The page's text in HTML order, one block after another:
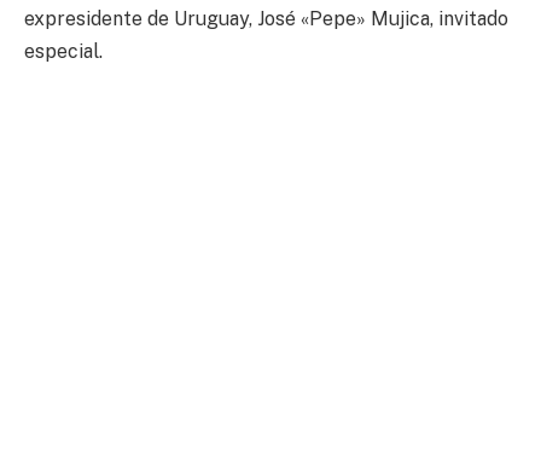
expresidente de Uruguay, José «Pepe» Mujica, invitado
especial.